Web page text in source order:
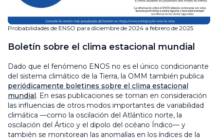
Probabilidades de ENSO para diciembre de 2024 a febrero de 2025
Boletín sobre el clima estacional mundial
Dado que el fenómeno ENOS no es el único condicionante
del sistema climático de la Tierra, la OMM también publica
periódicamente boletines sobre el clima estacional
mundial. En esas publicaciones se toman en consideración
las influencias de otros modos importantes de variabilidad
climática —como la oscilación del Atlántico norte, la
oscilación del Ártico y el dipolo del océano Índico— y
también se monitorean las anomalías en los índices de la